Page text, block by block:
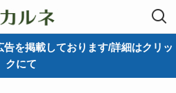
を掲載しております/詳細はクリッ
クにて